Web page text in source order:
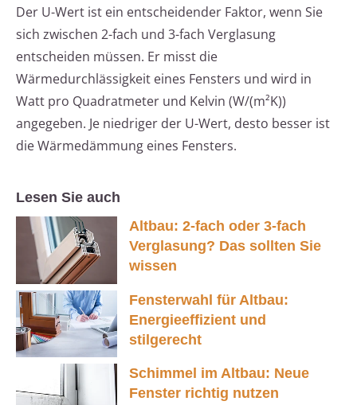
Der U-Wert ist ein entscheidender Faktor, wenn Sie
sich zwischen 2-fach und 3-fach Verglasung
entscheiden müssen. Er misst die
Wärmedurchlässigkeit eines Fensters und wird in
Watt pro Quadratmeter und Kelvin (W/(m²K))
angegeben. Je niedriger der U-Wert, desto besser ist
die Wärmedämmung eines Fensters.
Lesen Sie auch
Altbau: 2-fach oder 3-fach
Verglasung? Das sollten Sie
wissen
Fensterwahl für Altbau:
Energieeffizient und
stilgerecht
Schimmel im Altbau: Neue
Fenster richtig nutzen